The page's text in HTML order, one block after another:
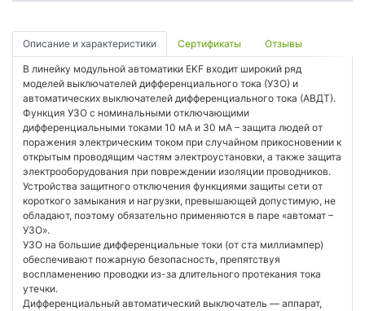
Описание и характеристики Сертификаты Отзывы
В линейку модульной автоматики EKF входит широкий ряд
моделей выключателей дифференциального тока (УЗО) и
автоматических выключателей дифференциального тока (АВДТ).
Функция УЗО с номинальными отключающими
дифференциальными токами 10 мА и 30 мА – защита людей от
поражения электрическим током при случайном прикосновении к
открытым проводящим частям электроустановки, а также защита
электрооборудования при повреждении изоляции проводников.
Устройства защитного отключения функциями защиты сети от
короткого замыкания и нагрузки, превышающей допустимую, не
обладают, поэтому обязательно применяются в паре «автомат –
УЗО».
УЗО на большие дифференциальные токи (от ста миллиампер)
обеспечивают пожарную безопасность, препятствуя
воспламенению проводки из-за длительного протекания тока
утечки.
Дифференциальный автоматический выключатель — аппарат,